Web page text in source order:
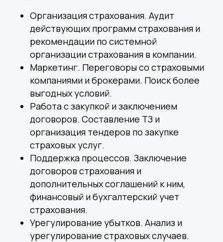
Организация страхования. Аудит
действующих программ страхования и
рекомендации по системной
организации страхования в компании.
Маркетинг. Переговоры со страховыми
компаниями и брокерами. Поиск более
выгодных условий.
Работа с закупкой и заключением
договоров. Составление ТЗ и
организация тендеров по закупке
страховых услуг.
Поддержка процессов. Заключение
договоров страхования и
дополнительных соглашений к ним,
финансовый и бухгалтерский учет
страхования.
Урегулирование убытков. Анализ и
урегулирование страховых случаев.